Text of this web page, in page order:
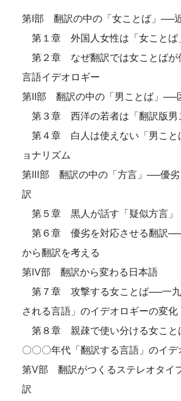
第Ⅰ部 翻訳の中の「女ことば」──
第１章 外国人女性は「女ことば
第２章 なぜ翻訳では女ことばが
言語イデオロギー
第Ⅱ部 翻訳の中の「男ことば」──
第３章 西洋の若者は「翻訳版男
第４章 白人は使えない「男こと
ョナリズム
第Ⅲ部 翻訳の中の「方言」──優劣
訳
第５章 黒人が話す「疑似方言」
第６章 優劣を対応させる翻訳
から翻訳を考える
第Ⅳ部 翻訳から変わる日本語
第７章 攻撃する女ことば──一九
される言語」のイデオロギーの変化
第８章 親疎で使い分ける女こと
〇〇〇年代「翻訳する言語」のイ
第Ⅴ部 翻訳がつくるステレオタイ
訳